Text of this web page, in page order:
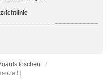
löschen
]